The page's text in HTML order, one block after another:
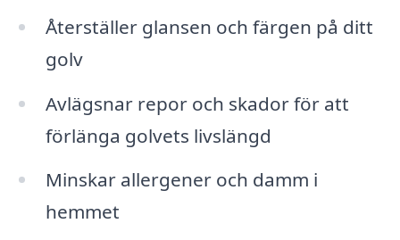
Återställer glansen och färgen på ditt
golv
Avlägsnar repor och skador för att
förlänga golvets livslängd
Minskar allergener och damm i
hemmet